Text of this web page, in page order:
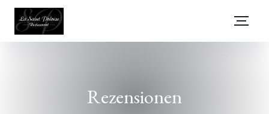
Rezensionen